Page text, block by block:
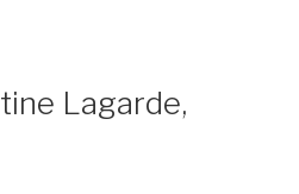
Lagarde,